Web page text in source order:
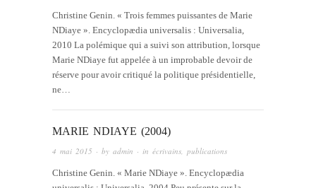
Christine Genin. « Trois femmes puissantes de Marie
NDiaye ». Encyclopædia universalis : Universalia,
2010 La polémique qui a suivi son attribution, lorsque
Marie NDiaye fut appelée à un improbable devoir de
réserve pour avoir critiqué la politique présidentielle,
ne…
MARIE NDIAYE (2004)
4 mai 2015 · by admin · in écrivains, publications
Christine Genin. « Marie NDiaye ». Encyclopædia